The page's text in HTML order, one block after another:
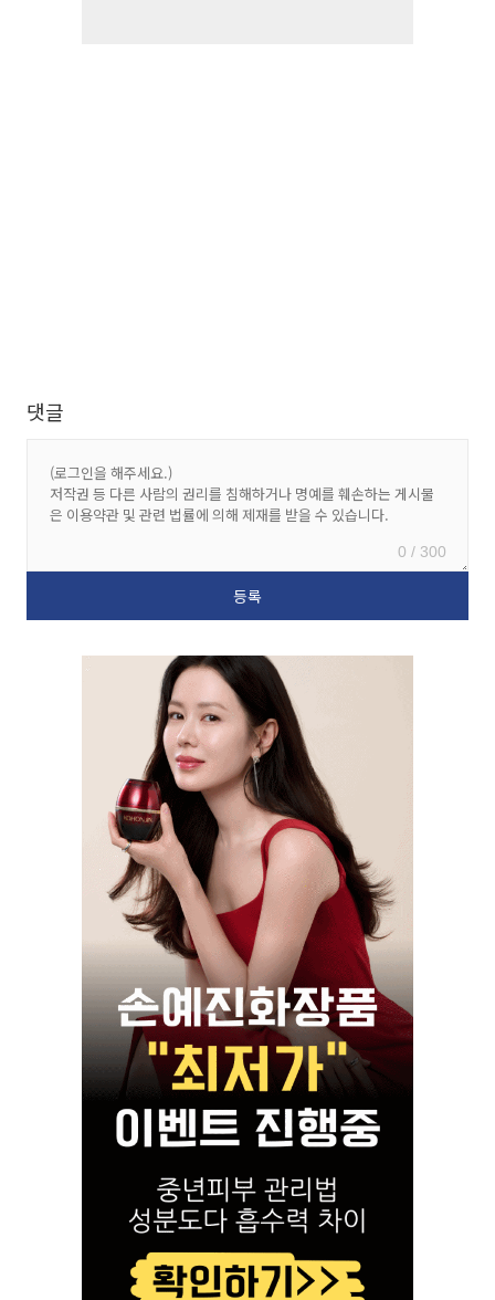
댓글
0 / 300